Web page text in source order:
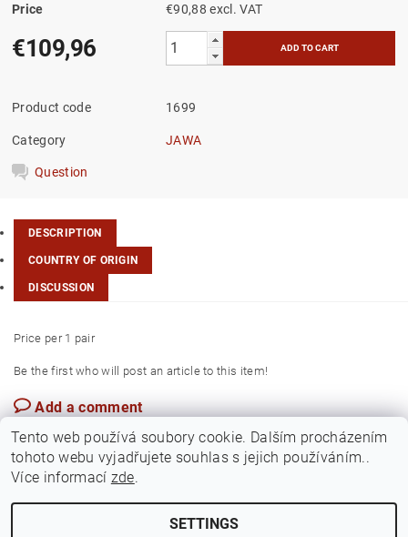
Price €90,88 excl. VAT
€109,96
Product code 1699
Category JAWA
Question
DESCRIPTION
COUNTRY OF ORIGIN
DISCUSSION
Price per 1 pair
Be the first who will post an article to this item!
Add a comment
Tento web používá soubory cookie. Dalším procházením
tohoto webu vyjadřujete souhlas s jejich používáním..
Více informací zde.
SETTINGS